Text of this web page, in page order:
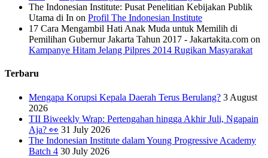
The Indonesian Institute: Pusat Penelitian Kebijakan Publik
Utama di In on Profil The Indonesian Institute
17 Cara Mengambil Hati Anak Muda untuk Memilih di
Pemilihan Gubernur Jakarta Tahun 2017 - Jakartakita.com on
Kampanye Hitam Jelang Pilpres 2014 Rugikan Masyarakat
Terbaru
Mengapa Korupsi Kepala Daerah Terus Berulang? 3 August
2026
TII Biweekly Wrap: Pertengahan hingga Akhir Juli, Ngapain
Aja? 👀 31 July 2026
The Indonesian Institute dalam Young Progressive Academy
Batch 4 30 July 2026